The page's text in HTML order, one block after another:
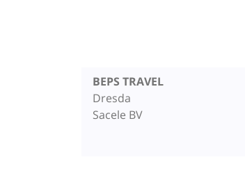
BEPS TRAVEL
Dresda
Sacele BV